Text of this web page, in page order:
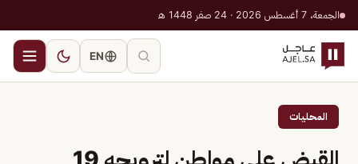
الجمعة، 7 أغسطس 2026 · 24 صفر 1448 هـ
EN
المحليات